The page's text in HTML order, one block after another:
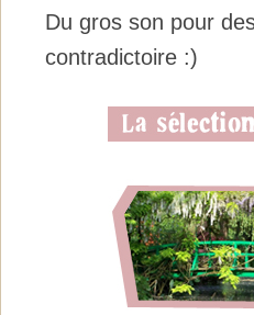
Du gros son pour
contradictoire :)